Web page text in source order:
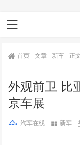
首页-文章- 新车- 正
外观前卫 比
京车展
汽车在线 新车